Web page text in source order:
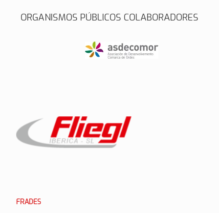
ORGANISMOS PÚBLICOS COLABORADORES
FRADES